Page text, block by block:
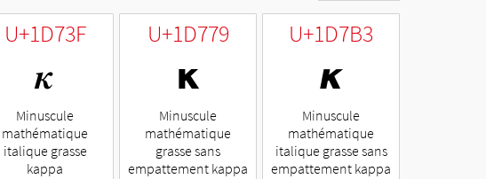
U+1D73F
𝜿
Minuscule
mathématique
italique grasse
kappa
U+1D779
𝝹
Minuscule
mathématique
grasse sans
empattement kappa
U+1D7B3
𝞳
Minuscule
mathématique
italique grasse sans
empattement kappa